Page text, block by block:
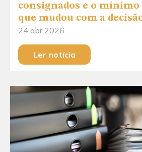
consignados e o
que mudou com a
24 abr 2026
Ler notícia